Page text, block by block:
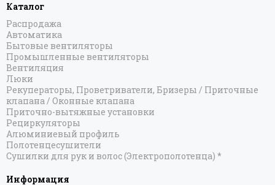
Каталог
Распродажа
Автоматика
Бытовые вентиляторы
Промышленные вентиляторы
Вентиляция
Люки
Рекуператоры, Проветриватели, Бризеры / Приточные
клапана / Оконные клапана
Приточно-вытяжные установки
Рециркуляторы
Алюминиевый профиль
Полотенцесушители
Сушилки для рук и волос (Электрополотенца) *
Информация